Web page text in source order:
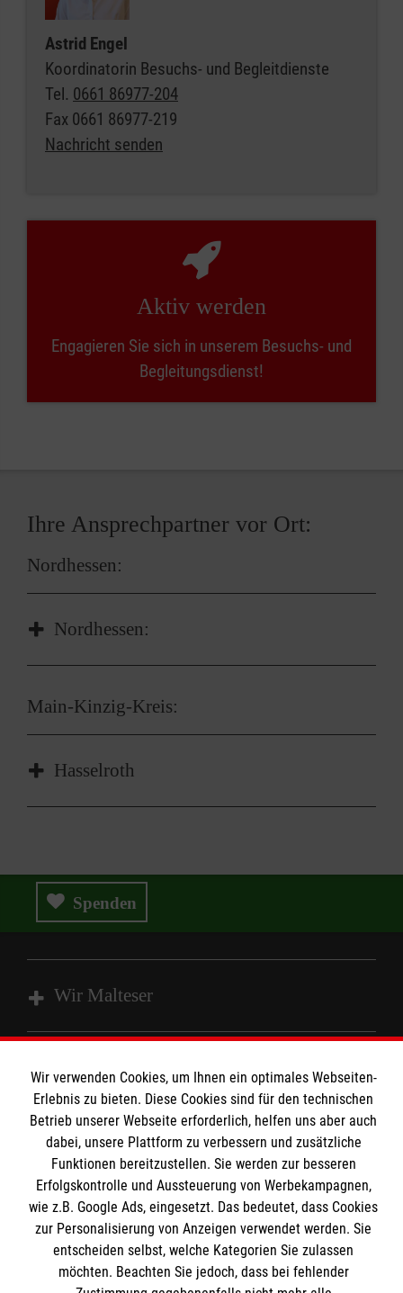
Astrid Engel
Koordinatorin Besuchs- und Begleitdienste
Tel. 0661 86977-204
Fax 0661 86977-219
Nachricht senden
Aktiv werden
Engagieren Sie sich in unserem Besuchs- und
Begleitungsdienst!
Ihre Ansprechpartner vor Ort:
Nordhessen:
Nordhessen:
Klaus Reimer
Nachricht senden
Main-Kinzig-Kreis:
Hasselroth
Tel.
Nachricht senden
Spenden
Wir Malteser
Angebote & Leistungen
Kursangebote
Mitarbeiten & Stellenangebote
Wir Malteser
Informationen
Kontakt
Presse und Medien
Transparenz
Impressum
Datenschutz
Malteser online
Malteserorden
Malteser Jugend
Wir verwenden Cookies, um Ihnen ein optimales Webseiten-
Erlebnis zu bieten. Diese Cookies sind für den technischen
Betrieb unserer Webseite erforderlich, helfen uns aber auch
dabei, unsere Plattform zu verbessern und zusätzliche
Funktionen bereitzustellen. Sie werden zur besseren
Erfolgskontrolle und Aussteuerung von Werbekampagnen,
wie z.B. Google Ads, eingesetzt. Das bedeutet, dass Cookies
zur Personalisierung von Anzeigen verwendet werden. Sie
entscheiden selbst, welche Kategorien Sie zulassen
möchten. Beachten Sie jedoch, dass bei fehlender